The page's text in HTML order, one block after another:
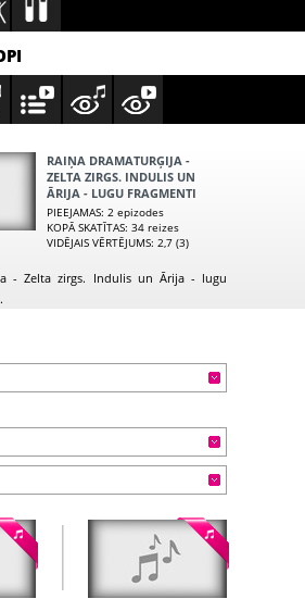
RAIŅA DRAMATURĢIJA -
ZELTA ZIRGS. INDULIS UN
ĀRIJA - LUGU FRAGMENTI
PIEEJAMAS: 2 epizodes
KOPĀ SKATĪTAS: 34 reizes
VIDĒJAIS VĒRTĒJUMS: 2,7 (3)
- Zelta zirgs. Indulis un Ārija - lugu